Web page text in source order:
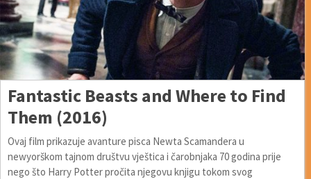
Fantastic Beasts and Where to Find
Them (2016)
Ovaj film prikazuje avanture pisca Newta Scamandera u
newyorškom tajnom društvu vještica i čarobnjaka 70 godina prije
nego što Harry Potter pročita njegovu knjigu tokom svog